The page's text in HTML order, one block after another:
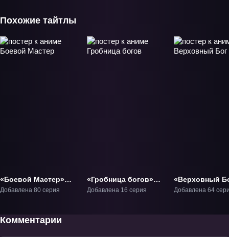
Похожие тайтлы
«Боевой Мастер»
ТВ-1
Добавлена 80 серия
«Гробница богов»
ТВ-1
Добавлена 16 серия
«Верховный
ТВ-1
Добавлена 64
Комментарии